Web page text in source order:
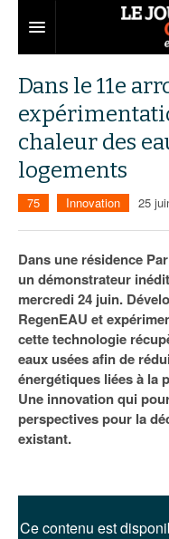
Territoires
Aménagement
Services urbains
Entreprises
Attractivité
Innovation
Transport
Départements
77
78
91
93
94
Nominations
Portraits
Agenda
Les Assises du Grand
Éditions
Le podcast
Ecouter les
Dans le 11e
chaleur des
logements
75 Innovation 25
Dans une résidence
un démonstrateur
mercredi 24 juin.
RegenEAU et
cette technologie
eaux usées afin de
énergétiques liées à la
Une innovation qui
perspectives pour la
existant.
Ce contenu est